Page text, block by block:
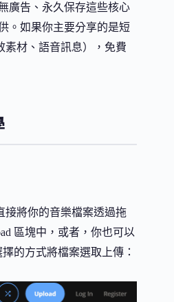
廣告、永久保存這些核心
。如果你主要分享的是短
素材、語音訊息），免費
接將你的音樂檔案透過拖
區塊中，或者，你也可以
的方式將檔案選取上傳：